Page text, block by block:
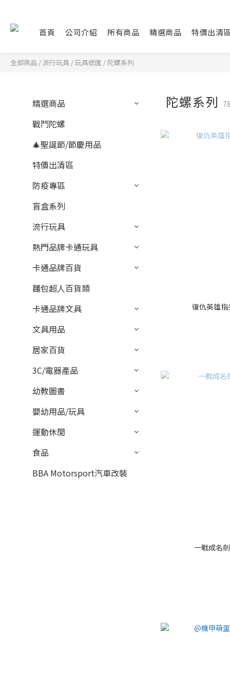
首頁 公司介紹 所有商品 精選商品 特價出清
全部商品 /流行玩具 /玩具總匯 / 陀螺系列
精選商品
戰鬥陀螺
🎄聖誕節/節慶用品
特價出清區
防疫專區
盲盒系列
流行玩具
熱門品牌卡通玩具
卡通品牌百貨
麵包超人百貨類
卡通品牌文具
文具用品
居家百貨
3C/電器產品
幼教圖書
嬰幼用品/玩具
運動休閒
食品
BBA Motorsport汽車改裝
陀螺系列
復仇英雄
一戰成名